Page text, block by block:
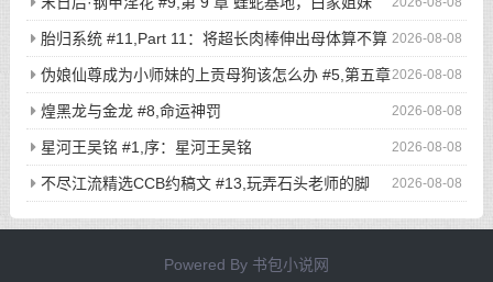
（1）
2026-08-08
胎归系统 #11,Part 11：将超长肉棒伸出母体算不算
是一种扶她化？
2026-08-08
伪娘仙尊成为小师妹的上贡母狗该怎么办 #5,第五章
驯兽大阵！被刻下奴隶烙印的话，就再也没有翻盘的希望了吧？
2026-08-08
煌黑龙与金龙 #8,命运神罚
2026-08-08
星河王吴铭 #1,序：星河王吴铭
2026-08-08
不尽江流精选CCB约稿文 #13,玩弄石头老师的脚
爪，然后在黑丝爪穴与小穴里面各来一发吧（无偿）
Powered By 书包小说网